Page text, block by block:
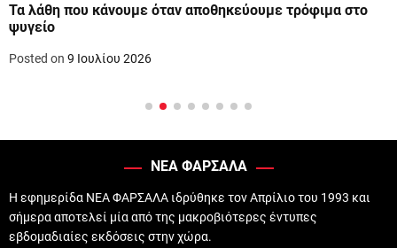
Τα λάθη που κάνουμε όταν αποθηκεύουμε τρόφιμα στο
ψυγείο
Posted on 9 Ιουλίου 2026
ΝΕΑ ΦΑΡΣΑΛΑ
Η εφημερίδα ΝΕΑ ΦΑΡΣΑΛΑ ιδρύθηκε τον Απρίλιο του 1993 και
σήμερα αποτελεί μία από της μακροβιότερες έντυπες
εβδομαδιαίες εκδόσεις στην χώρα.